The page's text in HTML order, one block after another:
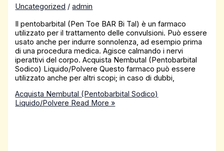
Uncategorized /admin
Il pentobarbital (Pen Toe BAR Bi Tal) è un farmaco
utilizzato per il trattamento delle convulsioni. Può essere
usato anche per indurre sonnolenza, ad esempio prima
di una procedura medica. Agisce calmando i nervi
iperattivi del corpo. Acquista Nembutal (Pentobarbital
Sodico) Liquido/Polvere Questo farmaco può essere
utilizzato anche per altri scopi; in caso di dubbi,
Acquista Nembutal (Pentobarbital Sodico)
Liquido/Polvere Read More »